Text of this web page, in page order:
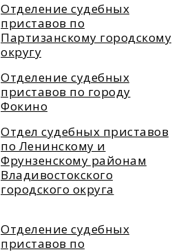
Отделение судебных
приставов по
Партизанскому городскому
округу
Отделение судебных
приставов по городу
Фокино
Отдел судебных приставов
по Ленинскому и
Фрунзенскому районам
Владивостокского
городского округа
Отделение судебных
приставов по